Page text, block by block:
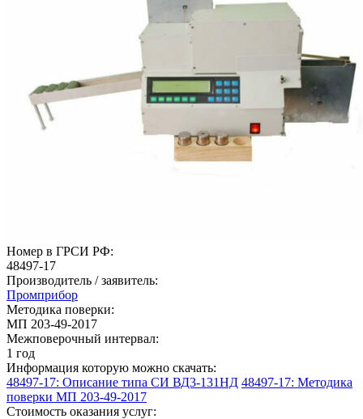
Номер в ГРСИ РФ:
48497-17
Производитель / заявитель:
Промприбор
Методика поверки:
МП 203-49-2017
Межповерочный интервал:
1 год
Информация которую можно скачать:
48497-17: Описание типа СИ ВД3-131НД 48497-17: Методика
поверки МП 203-49-2017
Стоимость оказания услуг: